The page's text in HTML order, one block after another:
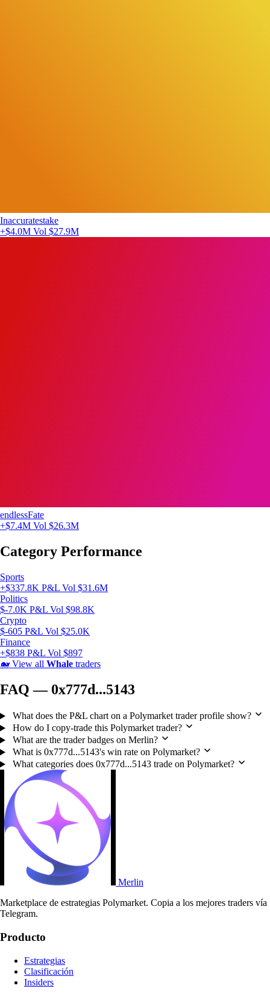
Inaccuratestake
+$4.0M Vol $27.9M
endlessFate
+$7.4M Vol $26.3M
Category Performance
Sports
+$337.8K P&L Vol $31.6M
Politics
$-7.0K P&L Vol $98.8K
Crypto
$-605 P&L Vol $25.0K
Finance
+$838 P&L Vol $897
🐋 View all Whale traders
FAQ — 0x777d...5143
What does the P&L chart on a Polymarket trader profile show?
How do I copy-trade this Polymarket trader?
What are the trader badges on Merlin?
What is 0x777d...5143's win rate on Polymarket?
What categories does 0x777d...5143 trade on Polymarket?
Merlin
Marketplace de estrategias Polymarket. Copia a los mejores traders vía
Telegram.
Producto
Estrategias
Clasificación
Insiders